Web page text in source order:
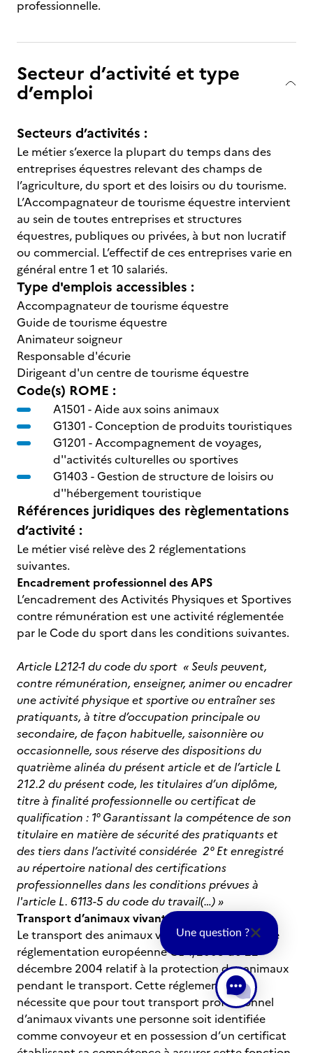
professionnelle.
Secteur d’activité et type
d’emploi
Secteurs d’activités :
Le métier s’exerce la plupart du temps dans des
entreprises équestres relevant des champs de
l’agriculture, du sport et des loisirs ou du tourisme.
L’Accompagnateur de tourisme équestre intervient
au sein de toutes entreprises et structures
équestres, publiques ou privées, à but non lucratif
ou commercial. L’effectif de ces entreprises varie en
général entre 1 et 10 salariés.
Type d'emplois accessibles :
Accompagnateur de tourisme équestre
Guide de tourisme équestre
Animateur soigneur
Responsable d'écurie
Dirigeant d'un centre de tourisme équestre
Code(s) ROME :
A1501 -Aide aux soins animaux
G1301 -Conception de produits touristiques
G1201 -Accompagnement de voyages,
d''activités culturelles ou sportives
G1403 -Gestion de structure de loisirs ou
d''hébergement touristique
Références juridiques des règlementations
d’activité :
Le métier visé relève des 2 réglementations
suivantes.
Encadrement professionnel des APS
L’encadrement des Activités Physiques et Sportives
contre rémunération est une activité réglementée
par le Code du sport dans les conditions suivantes.
Article L212-1 du code du sport « Seuls peuvent,
contre rémunération, enseigner, animer ou encadrer
une activité physique et sportive ou entraîner ses
pratiquants, à titre d’occupation principale ou
secondaire, de façon habituelle, saisonnière ou
occasionnelle, sous réserve des dispositions du
quatrième alinéa du présent article et de l’article L
212.2 du présent code, les titulaires d’un diplôme,
titre à finalité professionnelle ou certificat de
qualification : 1° Garantissant la compétence de son
titulaire en matière de sécurité des pratiquants et
des tiers dans l’activité considérée 2° Et enregistré
au répertoire national des certifications
professionnelles dans les conditions prévues à
l'article L. 6113-5 du code du travail(…) »
Transport d’animaux vivants
Le transport des animaux vivant fait l’objet d’une
réglementation européenne CE 1/2005 du 22
décembre 2004 relatif à la protection des animaux
pendant le transport. Cette réglementation
nécessite que pour tout transport professionnel
d’animaux vivants une personne soit identifiée
comme convoyeur et en possession d’un certificat
Une question ?